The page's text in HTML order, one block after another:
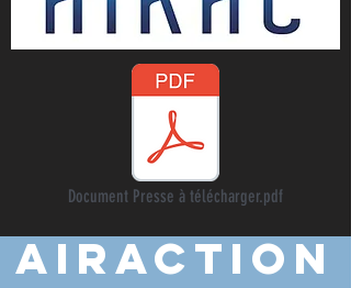
AIRACTION
Document Presse à télécharger.pdf